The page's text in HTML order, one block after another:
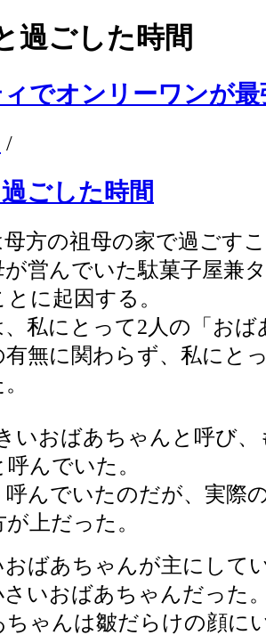
過ごした時間
でオンリーワンが最
/
ごした時間
方の祖母の家で過ごす
営んでいた駄菓子屋兼
に起因する。
私にとって2人の「お
有無に関わらず、私にと
いおばあちゃんと呼び
んでいた。
んでいたのだが、実際
上だった。
おばあちゃんが主にして
いおばあちゃんだった
ゃんは皺だらけの顔に